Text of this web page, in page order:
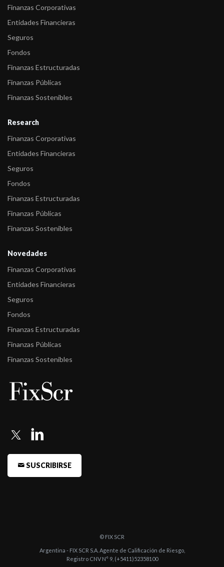
Finanzas Corporativas
Entidades Financieras
Seguros
Fondos
Finanzas Estructuradas
Finanzas Públicas
Finanzas Sostenibles
Research
Finanzas Corporativas
Entidades Financieras
Seguros
Fondos
Finanzas Estructuradas
Finanzas Públicas
Finanzas Sostenibles
Novedades
Finanzas Corporativas
Entidades Financieras
Seguros
Fondos
Finanzas Estructuradas
Finanzas Públicas
Finanzas Sostenibles
SUSCRIBIRSE
© FIX SCR
Argentina - FIX SCR S.A. Agente de Calificación de Riesgo,
Registro CNV N° 9, (+5411)52358100